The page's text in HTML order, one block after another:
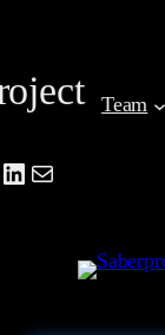
springen
Mail
Team